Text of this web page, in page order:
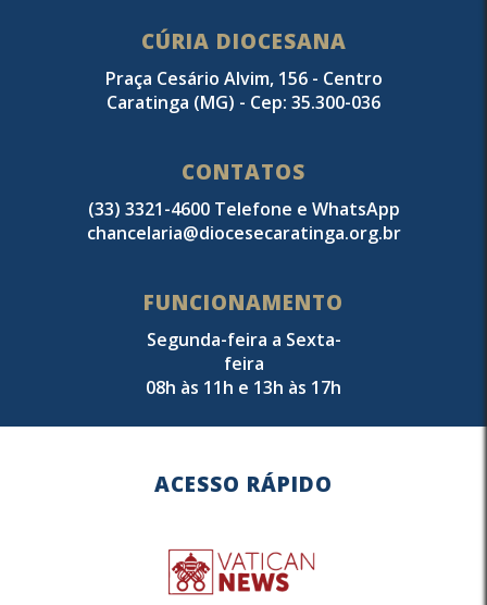
CÚRIA DIOCESANA
Praça Cesário Alvim, 156 - Centro
Caratinga (MG) - Cep: 35.300-036
CONTATOS
(33) 3321-4600 Telefone e WhatsApp
chancelaria@diocesecaratinga.org.br
FUNCIONAMENTO
Segunda-feira a Sexta-
feira
08h às 11h e 13h às 17h
ACESSO RÁPIDO